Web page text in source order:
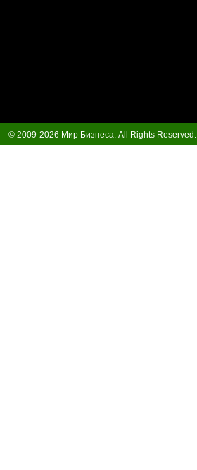
© 2009-2026 Мир Бизнеса. All Rights Reserved.